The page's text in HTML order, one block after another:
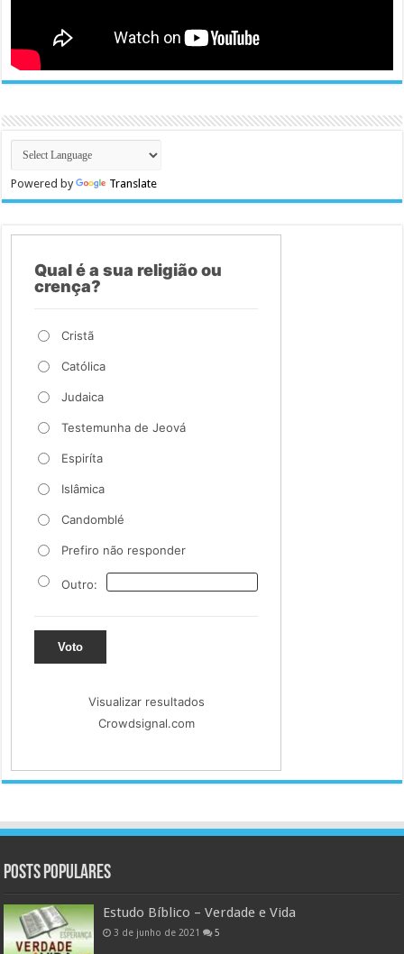
Powered by Translate
Qual é a sua religião ou
crença?
Cristã
Católica
Judaica
Testemunha de Jeová
Espiríta
Islâmica
Candomblé
Prefiro não responder
Outro:
Voto
Visualizar resultados
Crowdsignal.com
Posts populares
Estudo Bíblico – Verdade e Vida
3 de junho de 2021 5